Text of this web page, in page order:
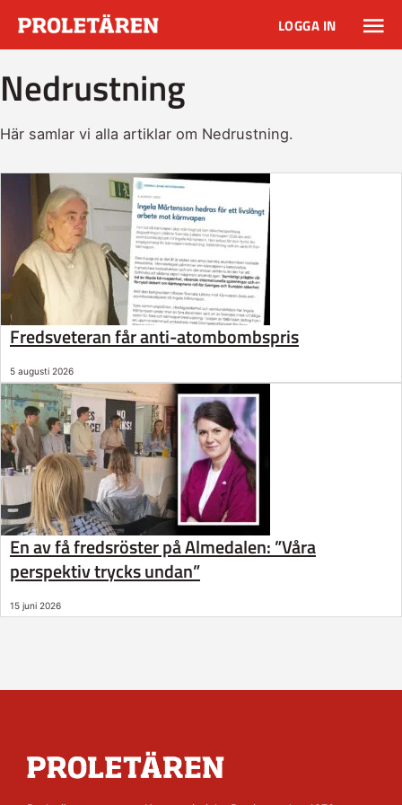
LOGGA IN
Nedrustning
Här samlar vi alla artiklar om Nedrustning.
Fredsveteran får anti-atombombspris
5 augusti 2026
En av få fredsröster på Almedalen: ”Våra
perspektiv trycks undan”
15 juni 2026